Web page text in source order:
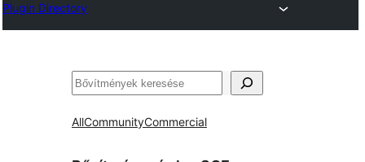
Plugin Directory
Keresés
AllCommunityCommercial